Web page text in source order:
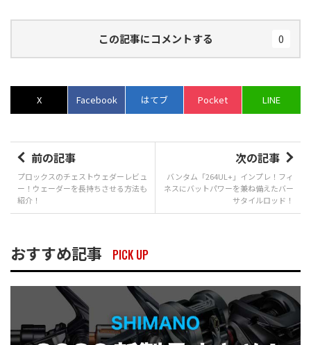
この記事にコメントする 0
X Facebook はてブ Pocket LINE
前の記事
プロックスのチェストウェダーレビュ
ー！ウェーダーを長持ちさせる方法も
紹介！
次の記事
バンタム「264UL+」インプレ！フィ
ネスにバットパワーを兼ね備えたバー
サタイルロッド！
おすすめ記事 PICK UP